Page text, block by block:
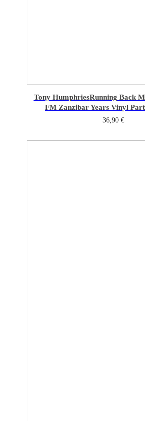
Tony HumphriesRunning Back
FM Zanzibar Years Vinyl
36,90 €